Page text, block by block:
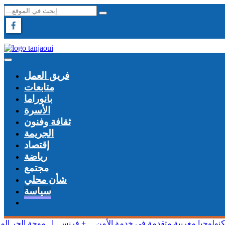
فريق العمل
متابعات
بانوراما
الأسرة
ثقافة وفنون
الجريمة
إقتصاد
رياضة
مجتمع
شأن محلي
سياسة
مغربية متقدمة في خدمة الأمن + فرنســـا.. موجة الحر